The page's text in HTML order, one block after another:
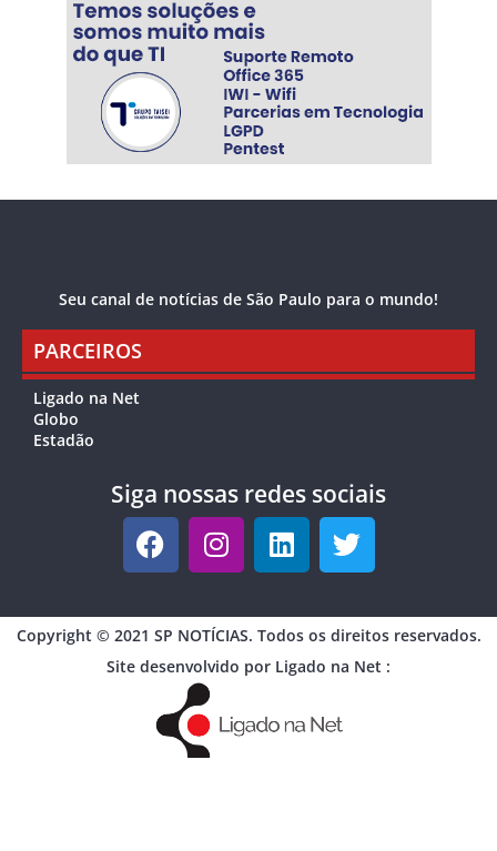
Seu canal de notícias de São Paulo para o mundo!
PARCEIROS
Ligado na Net
Globo
Estadão
Siga nossas redes sociais
Copyright © 2021 SP NOTÍCIAS. Todos os direitos reservados.
Site desenvolvido por Ligado na Net :